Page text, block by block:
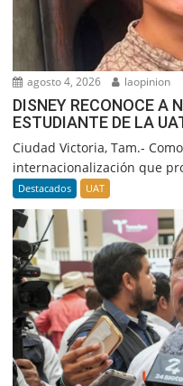
agosto 4, 2026 laopinion
DISNEY RECONOCE A
ESTUDIANTE DE LA
Ciudad Victoria, Tam.-
internacionalización que
Destacados UAT